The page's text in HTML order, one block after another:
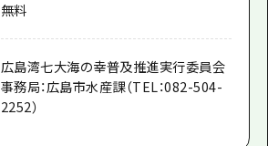
無料
広島湾七大海の幸普及推進実行委員会
事務局：広島市水産課（TEL：082-504-
2252）